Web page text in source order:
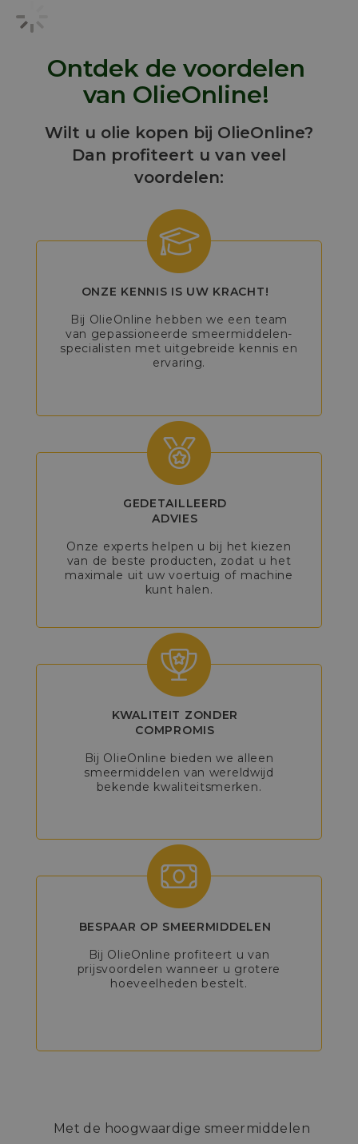
Ontdek de voordelen
van OlieOnline!
Wilt u olie kopen bij OlieOnline?
Dan profiteert u van veel
voordelen:
ONZE KENNIS IS UW KRACHT!
Bij OlieOnline hebben we een team
van gepassioneerde smeermiddelen-
specialisten met uitgebreide kennis en
ervaring.
GEDETAILLEERD
ADVIES
Onze experts helpen u bij het kiezen
van de beste producten, zodat u het
maximale uit uw voertuig of machine
kunt halen.
KWALITEIT ZONDER
COMPROMIS
Bij OlieOnline bieden we alleen
smeermiddelen van wereldwijd
bekende kwaliteitsmerken.
BESPAAR OP SMEERMIDDELEN
Bij OlieOnline profiteert u van
prijsvoordelen wanneer u grotere
hoeveelheden bestelt.
Met de hoogwaardige smeermiddelen